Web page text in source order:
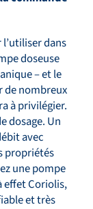
dans
doseuse
– et le
de nombreux
à privilégier.
dosage. Un
avec
propriétés
une pompe
effet Coriolis,
et très